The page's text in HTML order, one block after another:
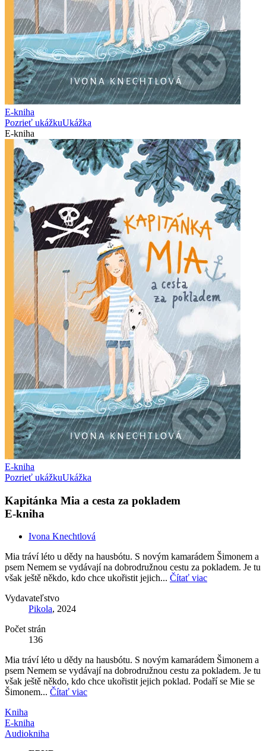
E-kniha
Pozrieť ukážkuUkážka
E-kniha
E-kniha
Pozrieť ukážkuUkážka
Kapitánka Mia a cesta za pokladem
E-kniha
Ivona Knechtlová
Mia tráví léto u dědy na hausbótu. S novým kamarádem Šimonem a
psem Nemem se vydávají na dobrodružnou cestu za pokladem. Je tu
však ještě někdo, kdo chce ukořistit jejich... Čítať viac
Vydavateľstvo
Pikola, 2024
Počet strán
136
Mia tráví léto u dědy na hausbótu. S novým kamarádem Šimonem a
psem Nemem se vydávají na dobrodružnou cestu za pokladem. Je tu
však ještě někdo, kdo chce ukořistit jejich poklad. Podaří se Mie se
Šimonem... Čítať viac
Kniha
E-kniha
Audiokniha